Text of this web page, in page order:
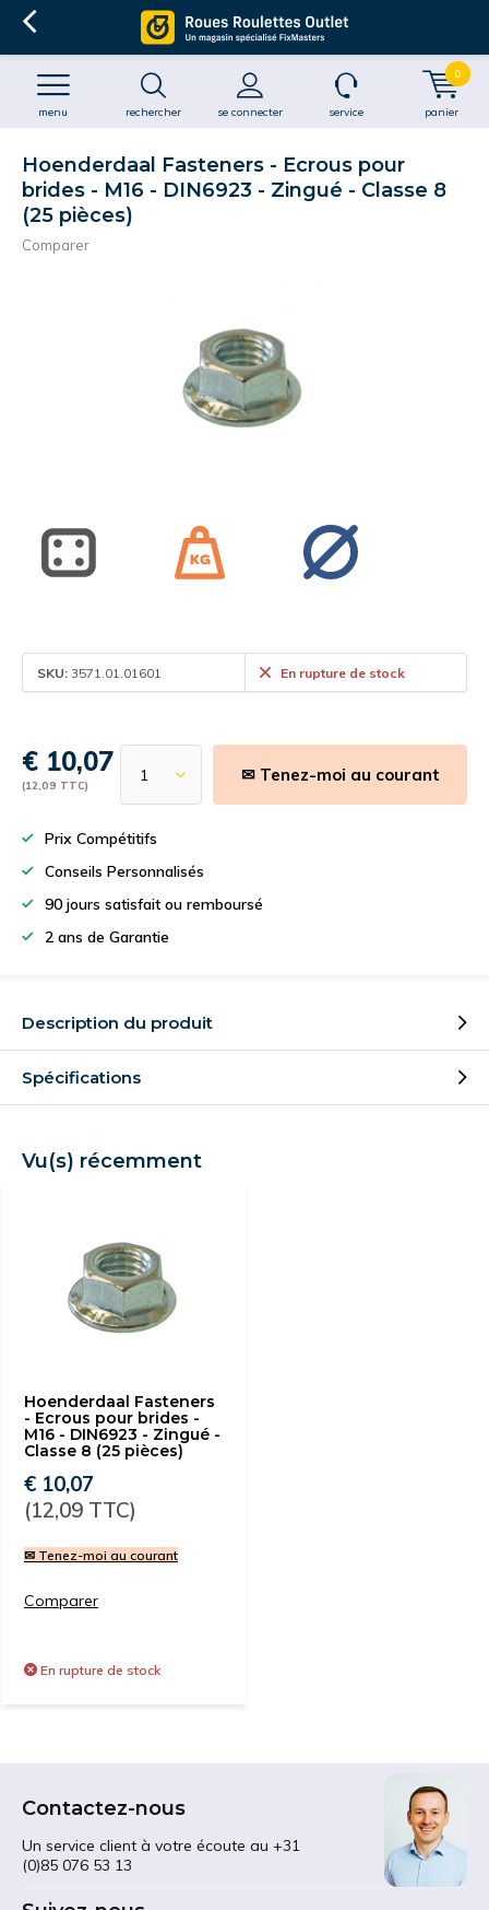
rechercher se connecter
menu service panier
0
Hoenderdaal Fasteners - Ecrous pour
brides - M16 - DIN6923 - Zingué - Classe 8
(25 pièces)
Comparer
SKU: 3571.01.01601 En rupture de stock
€ 10,07
(12,09 TTC)
✉ Tenez-moi au courant
Prix Compétitifs
Conseils Personnalisés
90 jours satisfait ou remboursé
2 ans de Garantie
Description du produit
Spécifications
Vu(s) récemment
Hoenderdaal Fasteners
- Ecrous pour brides -
M16 - DIN6923 - Zingué -
Classe 8 (25 pièces)
€ 10,07
(12,09 TTC)
✉ Tenez-moi au courant
Comparer
En rupture de stock
Contactez-nous
Un service client à votre écoute au +31
(0)85 076 53 13